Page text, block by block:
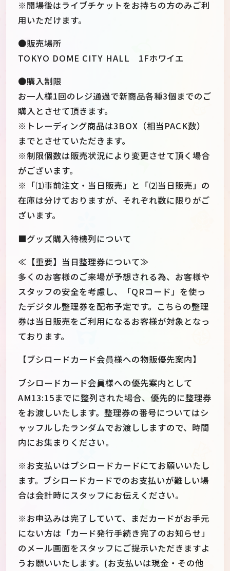
※開場後はライブチケットをお持ちの方のみご利
用いただけます。
●販売場所
TOKYO DOME CITY HALL 1Fホワイエ
●購入制限
お一人様1回のレジ通過で新商品各種3個までのご
購入とさせて頂きます。
※トレーディング商品は3BOX（相当PACK数）
までとさせていただきます。
※制限個数は販売状況により変更させて頂く場合
がございます。
※「⑴事前注文・当日販売」と「⑵当日販売」の
在庫は分けておりますが、それぞれ数に限りがご
ざいます。
■グッズ購入待機列について
≪【重要】当日整理券について≫
多くのお客様のご来場が予想される為、お客様や
スタッフの安全を考慮し、「QRコード」を使っ
たデジタル整理券を配布予定です。こちらの整理
券は当日販売をご利用になるお客様が対象となっ
ております。
【ブシロードカード会員様への物販優先案内】
ブシロードカード会員様への優先案内として
AM13:15までに整列された場合、優先的に整理券
をお渡しいたします。整理券の番号についてはシ
ャッフルしたランダムでお渡ししますので、時間
内にお集まりください。
※お支払いはブシロードカードにてお願いいたし
ます。ブシロードカードでのお支払いが難しい場
合は会計時にスタッフにお伝えください。
※お申込みは完了していて、まだカードがお手元
にない方は「カード発行手続き完了のお知らせ」
のメール画面をスタッフにご提示いただきますよ
うお願いいたします。(お支払いは現金・その他